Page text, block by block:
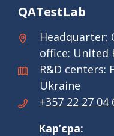
QATestLab
Headquarter:
office: United
R&D centers:
Ukraine
+357 22 27 04
Кар’єра: